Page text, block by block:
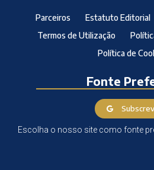
Parceiros Estatuto Editorial
Termos de Utilização
Política de
Fonte
Escolha o nosso site como fonte